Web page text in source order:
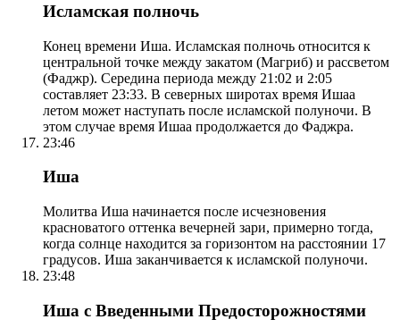
Исламская полночь
Конец времени Иша. Исламская полночь относится к
центральной точке между закатом (Магриб) и рассветом
(Фаджр). Середина периода между 21:02 и 2:05
составляет 23:33. В северных широтах время Ишаа
летом может наступать после исламской полуночи. В
этом случае время Ишаа продолжается до Фаджра.
23:46
Иша
Молитва Иша начинается после исчезновения
красноватого оттенка вечерней зари, примерно тогда,
когда солнце находится за горизонтом на расстоянии 17
градусов. Иша заканчивается к исламской полуночи.
23:48
Иша с Введенными Предосторожностями